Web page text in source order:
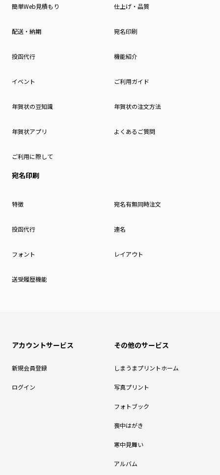
簡単Web見積もり 仕上げ・品質
配送・納期 宛名印刷
投函代行 機能紹介
イベント ご利用ガイド
年賀状の豆知識 年賀状の注文方法
年賀状アプリ よくあるご質問
ご利用に際して
宛名印刷
特徴 宛名有無同時注文
投函代行 連名
フォント レイアウト
送受履歴機能
アカウントサービス
新規会員登録
ログイン
その他のサービス
しまうまプリントホーム
写真プリント
フォトブック
喪中はがき
寒中見舞い
アルバム